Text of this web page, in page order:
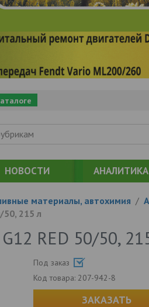
НОВОСТИ АНАЛИТИКА
материалы, автохимия /
50, 215 л
RED 50/50,
Под заказ
Код товара: 207-942-8
ЗАКАЗАТЬ